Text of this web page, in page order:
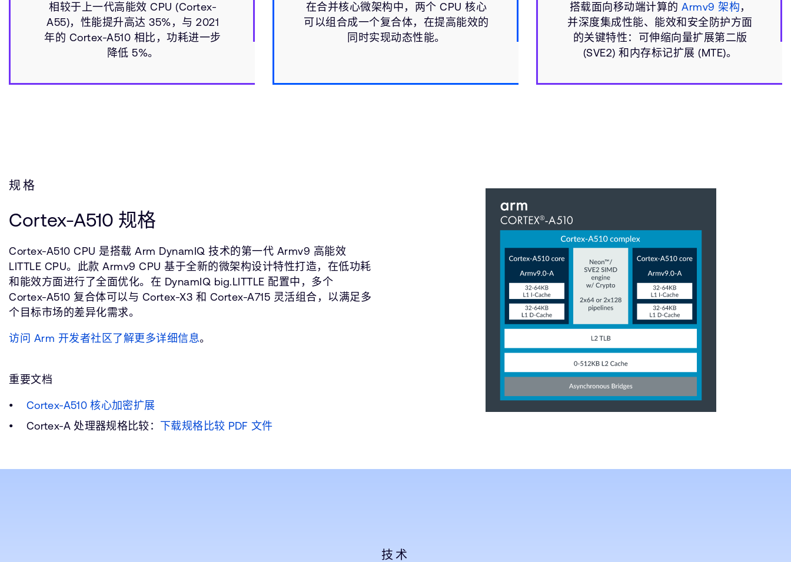
相较于上一代高能效 CPU (Cortex-
A55)，性能提升高达 35%，与 2021
年的 Cortex-A510 相比，功耗进一步
降低 5%。
在合并核心微架构中，两个 CPU 核心
可以组合成一个复合体，在提高能效的
同时实现动态性能。
搭载面向移动端计算的 Armv9 架构，
并深度集成性能、能效和安全防护方面
的关键特性：可伸缩向量扩展第二版
(SVE2) 和内存标记扩展 (MTE)。
规格
Cortex-A510 规格
Cortex-A510 CPU 是搭载 Arm DynamIQ 技术的第一代 Armv9 高能效
LITTLE CPU。此款 Armv9 CPU 基于全新的微架构设计特性打造，在低功耗
和能效方面进行了全面优化。在 DynamIQ big.LITTLE 配置中，多个
Cortex-A510 复合体可以与 Cortex-X3 和 Cortex-A715 灵活组合，以满足多
个目标市场的差异化需求。
访问 Arm 开发者社区了解更多详细信息。
重要文档
Cortex-A510 核心加密扩展
Cortex-A 处理器规格比较： 下载规格比较 PDF 文件
技术